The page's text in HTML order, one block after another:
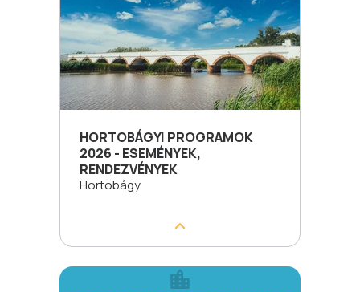
HORTOBÁGYI PROGRAMOK
2026 - ESEMÉNYEK,
RENDEZVÉNYEK
Hortobágy